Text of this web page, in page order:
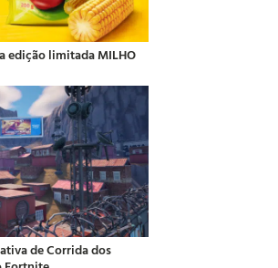
edição limitada MILHO
de Corrida dos